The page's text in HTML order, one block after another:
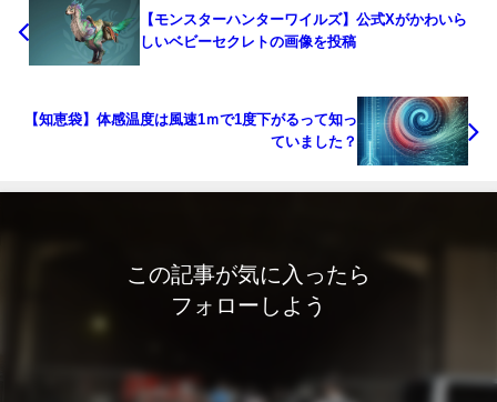
【モンスターハンターワイルズ】公式Xがかわいら
しいベビーセクレトの画像を投稿
【知恵袋】体感温度は風速1ｍで1度下がるって知っ
ていました？
この記事が気に入ったら
フォローしよう